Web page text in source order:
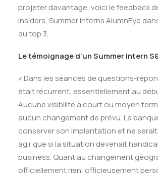
projeter davantage, voici le feedback
insiders, Summer Interns AlumnEye
du top 3.
Le témoignage d’un Summer Intern
« Dans les séances de questions-
était récurrent, essentiellement au
Aucune visibilité à court ou moyen
aucun changement de prévu. La
conserver son implantation et ne
agir que si la situation devenait
business. Quant au changement
officiellement rien, officieusement